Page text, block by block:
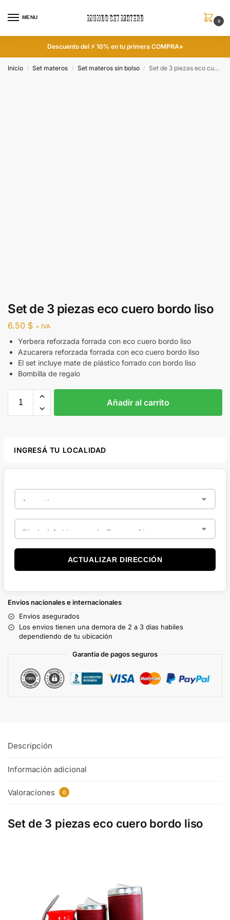
MENU
0
Descuento del ⚡ 10% en tu primera COMPRA»
Inicio / Set materos / Set materos sin bolso / Set de 3 piezas eco cuero bordo liso
Set de 3 piezas eco cuero bordo liso
6.50 $ + IVA
Yerbera reforzada forrada con eco cuero bordo liso
Azucarera reforzada forrada con eco cuero bordo liso
El set incluye mate de plástico forrado con bordo liso
Bombilla de regalo
Añadir al carrito
INGRESÁ TU LOCALIDAD
ACTUALIZAR DIRECCIÓN
Envios nacionales e internacionales
Envios asegurados
Los envios tienen una demora de 2 a 3 dias habiles
dependiendo de tu ubicación
Garantia de pagos seguros
Descripción
Información adicional
Valoraciones 0
Set de 3 piezas eco cuero bordo liso